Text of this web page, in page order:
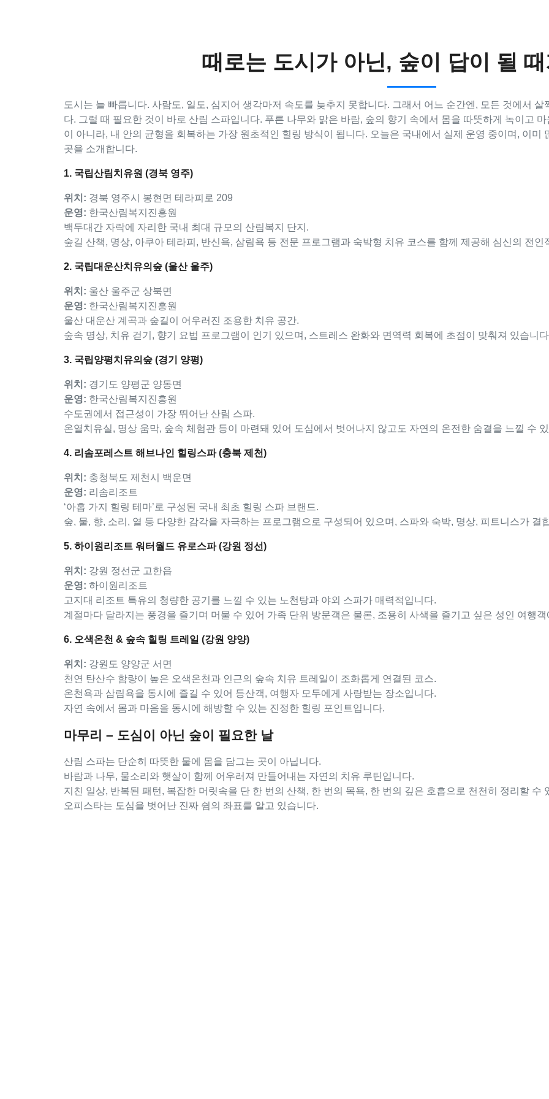
때로는 도시가 아닌, 숲이 답이 될
도시는 늘 빠릅니다. 사람도, 일도, 심지어 생각마저 속도를 늦추지 못합니다. 그래서 어느 순간엔, 모든 것에서
다. 그럴 때 필요한 것이 바로 산림 스파입니다. 푸른 나무와 맑은 바람, 숲의 향기 속에서 몸을 따뜻하게 녹이고
이 아니라, 내 안의 균형을 회복하는 가장 원초적인 힐링 방식이 됩니다. 오늘은 국내에서 실제 운영 중이며, 이미
곳을 소개합니다.
1. 국립산림치유원 (경북 영주)
위치: 경북 영주시 봉현면 테라피로 209
운영: 한국산림복지진흥원
백두대간 자락에 자리한 국내 최대 규모의 산림복지 단지.
숲길 산책, 명상, 아쿠아 테라피, 반신욕, 삼림욕 등 전문 프로그램과 숙박형 치유 코스를 함께 제공해 심신의 전인
2. 국립대운산치유의숲 (울산 울주)
위치: 울산 울주군 상북면
운영: 한국산림복지진흥원
울산 대운산 계곡과 숲길이 어우러진 조용한 치유 공간.
숲속 명상, 치유 걷기, 향기 요법 프로그램이 인기 있으며, 스트레스 완화와 면역력 회복에 초점이 맞춰져 있습니
3. 국립양평치유의숲 (경기 양평)
위치: 경기도 양평군 양동면
운영: 한국산림복지진흥원
수도권에서 접근성이 가장 뛰어난 산림 스파.
온열치유실, 명상 움막, 숲속 체험관 등이 마련돼 있어 도심에서 벗어나지 않고도 자연의 온전한 숨결을 느낄 수
4. 리솜포레스트 해브나인 힐링스파 (충북 제천)
위치: 충청북도 제천시 백운면
운영: 리솜리조트
‘아홉 가지 힐링 테마’로 구성된 국내 최초 힐링 스파 브랜드.
숲, 물, 향, 소리, 열 등 다양한 감각을 자극하는 프로그램으로 구성되어 있으며, 스파와 숙박, 명상, 피트니스가 결
5. 하이원리조트 워터월드 유로스파 (강원 정선)
위치: 강원 정선군 고한읍
운영: 하이원리조트
고지대 리조트 특유의 청량한 공기를 느낄 수 있는 노천탕과 야외 스파가 매력적입니다.
계절마다 달라지는 풍경을 즐기며 머물 수 있어 가족 단위 방문객은 물론, 조용히 사색을 즐기고 싶은 성인 여행
6. 오색온천 & 숲속 힐링 트레일 (강원 양양)
위치: 강원도 양양군 서면
천연 탄산수 함량이 높은 오색온천과 인근의 숲속 치유 트레일이 조화롭게 연결된 코스.
온천욕과 삼림욕을 동시에 즐길 수 있어 등산객, 여행자 모두에게 사랑받는 장소입니다.
자연 속에서 몸과 마음을 동시에 해방할 수 있는 진정한 힐링 포인트입니다.
마무리 – 도심이 아닌 숲이 필요한 날
산림 스파는 단순히 따뜻한 물에 몸을 담그는 곳이 아닙니다.
바람과 나무, 물소리와 햇살이 함께 어우러져 만들어내는 자연의 치유 루틴입니다.
지친 일상, 반복된 패턴, 복잡한 머릿속을 단 한 번의 산책, 한 번의 목욕, 한 번의 깊은 호흡으로 천천히 정리할 수
오피스타는 도심을 벗어난 진짜 쉼의 좌표를 알고 있습니다.